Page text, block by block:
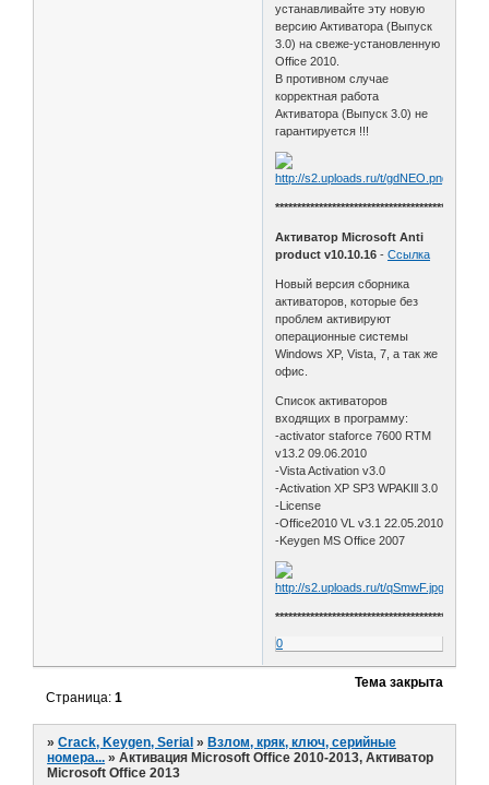
устанавливайте эту новую
версию Активатора (Выпуск
3.0) на свеже-установленную
Office 2010.
В противном случае
корректная работа
Активатора (Выпуск 3.0) не
гарантируется !!!
Активатор Microsoft Anti
product v10.10.16 -Ссылка
Новый версия сборника
активаторов, которые без
проблем активируют
операционные системы
Windows XP, Vista, 7, а так же
офис.
Список активаторов
входящих в программу:
-activator staforce 7600 RTM
v13.2 09.06.2010
-Vista Activation v3.0
-Activation XP SP3 WPAKIll 3.0
-License
-Office2010 VL v3.1 22.05.2010
-Keygen MS Office 2007
0
Тема закрыта
Страница:1
»Crack, Keygen, Serial » Взлом, кряк, ключ, серийные
номера... »Активация Microsoft Office 2010-2013, Активатор
Microsoft Office 2013